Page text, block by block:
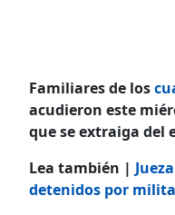
Familiares de los
acudieron este
que se extraiga del
Lea también |
detenidos por